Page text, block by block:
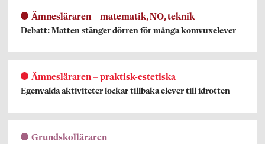
Ämnesläraren – matematik, NO, teknik
Debatt: Matten stänger dörren för många komvuxelever
Ämnesläraren – praktisk-estetiska
Egenvalda aktiviteter lockar tillbaka elever till idrotten
Grundskolläraren